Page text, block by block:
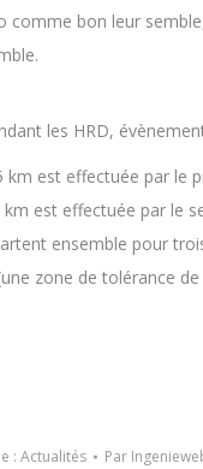
comme bon leur
les HRD,
km est effectuée par le
est effectuée par le
ensemble pour
zone de tolérance
: Actualités Par